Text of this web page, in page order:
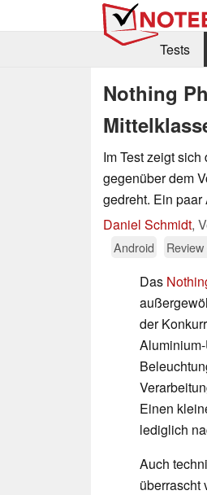
Tests
Nothing
Im Test zeigt
gegenüber dem
gedreht. Ein
Daniel Schmidt,
Android
Das
der
Einen
lediglich
Auch
überrascht